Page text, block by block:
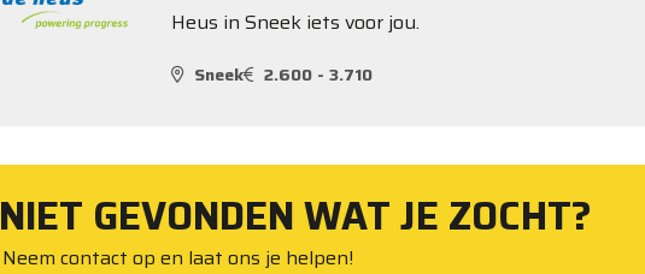
Heus in Sneek iets voor jou.
Sneek 2.600 - 3.710
NIET GEVONDEN WAT JE ZOCHT?
Neem contact op en laat ons je helpen!